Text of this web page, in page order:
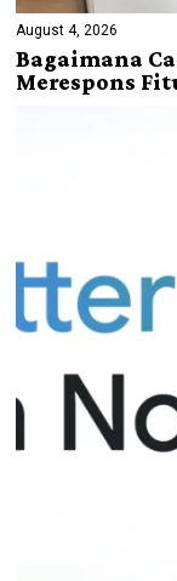
August 4, 2026
Bagaimana
Merespons